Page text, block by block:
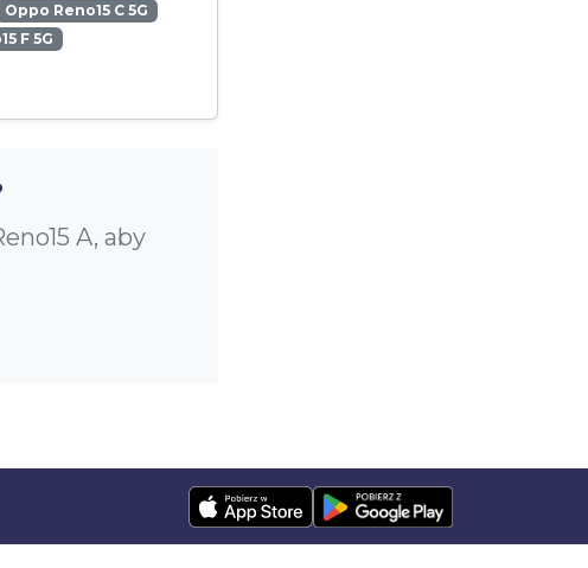
Oppo Reno15 C 5G
F 5G
A, aby